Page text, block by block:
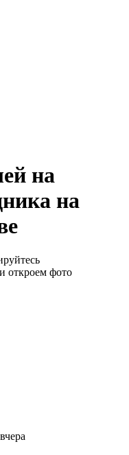
на
на
откроем фото
вчера